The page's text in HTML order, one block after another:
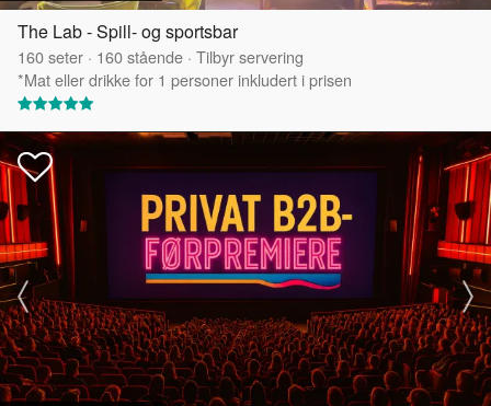
The Lab - Spill- og sportsbar
160seter · 160stående · Tilbyr servering
*Mat eller drikke for 1 personer inkludert i prisen